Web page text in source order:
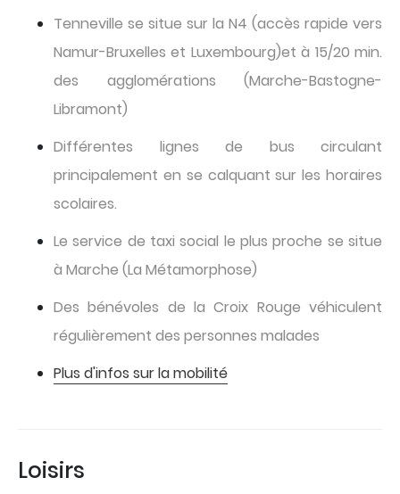
Tenneville se situe sur la N4 (accès rapide vers
Namur-Bruxelles et Luxembourg)et à 15/20 min.
des agglomérations (Marche-Bastogne-
Libramont)
Différentes lignes de bus circulant
principalement en se calquant sur les horaires
scolaires.
Le service de taxi social le plus proche se situe
à Marche (La Métamorphose)
Des bénévoles de la Croix Rouge véhiculent
régulièrement des personnes malades
Plus d'infos sur la mobilité
Loisirs